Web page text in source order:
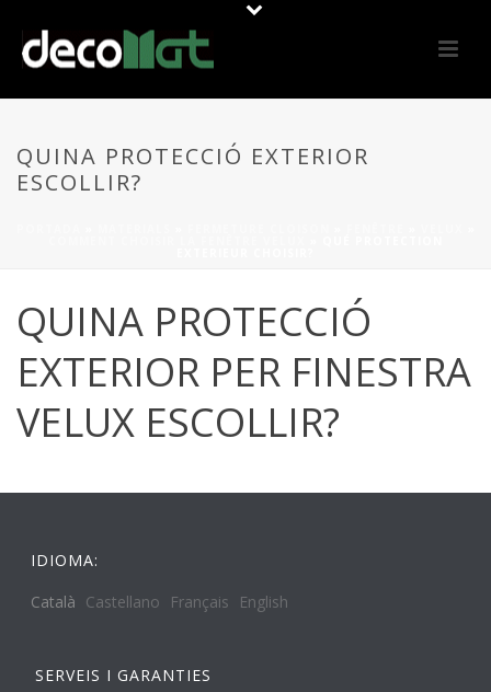
QUINA PROTECCIÓ EXTERIOR
ESCOLLIR?
QUINA PROTECCIÓ
EXTERIOR PER FINESTRA
VELUX ESCOLLIR?
IDIOMA:
Català Castellano Français English
SERVEIS I GARANTIES